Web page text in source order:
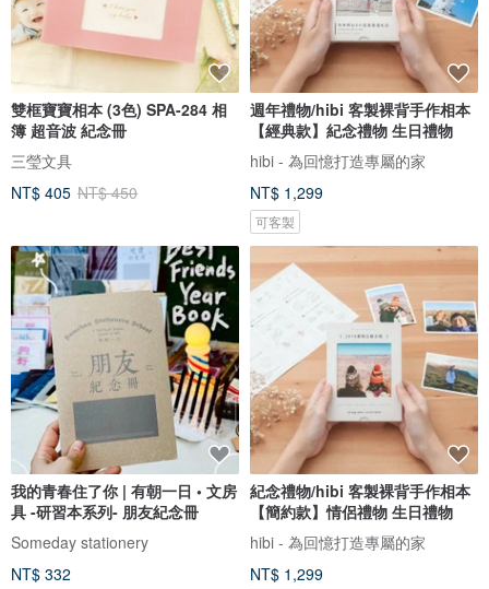
雙框寶寶相本 (3色) SPA-284 相
簿 超音波 紀念冊
三瑩文具
NT$ 405 NT$ 450
週年禮物/hibi 客製裸背手作相本
【經典款】紀念禮物 生日禮物
hibi - 為回憶打造專屬的家
NT$ 1,299
可客製
我的青春住了你 | 有朝一日 • 文房
具 -研習本系列- 朋友紀念冊
Someday stationery
NT$ 332
紀念禮物/hibi 客製裸背手作相本
【簡約款】情侶禮物 生日禮物
hibi - 為回憶打造專屬的家
NT$ 1,299